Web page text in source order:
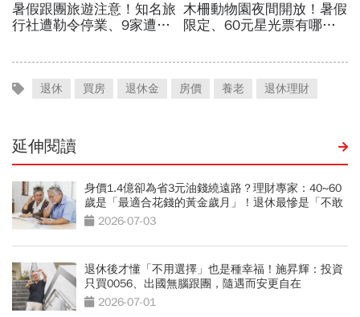
退休 買房 退休金 房價 養老 退休理財
延伸閱讀
身價1.4億卻為省3元油錢繞遠路？理財專家：40~60
歲是「最適合花錢的黃金歲月」！退休最慘是「不敢
花錢」
2026-07-03
退休後才懂「不用選擇」也是種幸福！施昇輝：投資
只買0056、出國無腦跟團，隨遇而安更自在
2026-07-01